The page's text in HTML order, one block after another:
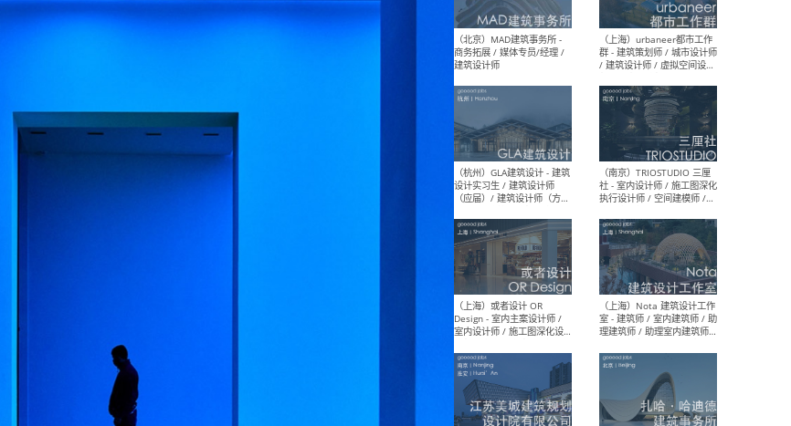
（杭州/青岛/上海/厦门/重
庆/成都）gad杰地设计 - 建
筑 / 设备 / 城市设计 / 室内 /
幕墙 / BIM / 成本 / 工程 / 运
营 / 品牌 / 观点views / 实习
等
（北京）MAT 超级建筑事务
所 - 项目建筑师 / 初级建筑
师/助理建筑师 / 室内建筑师
（北京）MAD建筑事务所 -
商务拓展 / 媒体专员/经理 /